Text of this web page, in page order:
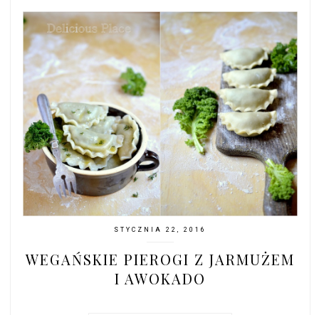
STYCZNIA 22, 2016
WEGAŃSKIE PIEROGI Z JARMUŻEM
I AWOKADO